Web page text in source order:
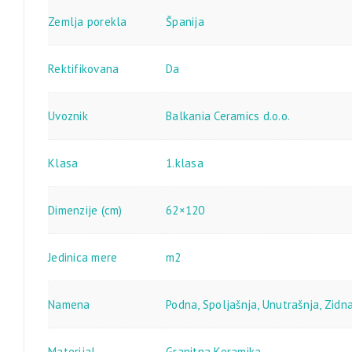
Zemlja porekla Španija
Rektifikovana Da
Uvoznik Balkania Ceramics d.o.o.
Klasa 1.klasa
Dimenzije (cm) 62×120
Jedinica mere m2
Namena Podna, Spoljašnja, Unutrašnja,